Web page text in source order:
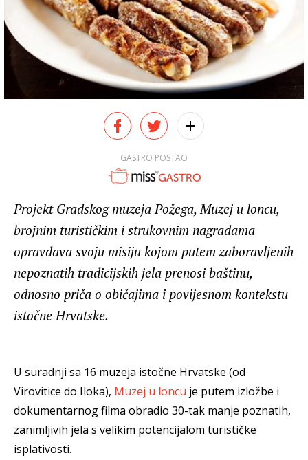
GASTRO POSTAO
Projekt Gradskog muzeja Požega, Muzej u loncu,
brojnim turističkim i strukovnim nagradama
opravdava svoju misiju kojom putem zaboravljenih
nepoznatih tradicijskih jela prenosi baštinu,
odnosno priča o običajima i povijesnom kontekstu
istočne Hrvatske.
U suradnji sa 16 muzeja istočne Hrvatske (od
Virovitice do Iloka), Muzej u loncu je putem izložbe i
dokumentarnog filma obradio 30-tak manje poznatih,
zanimljivih jela s velikim potencijalom turističke
isplativosti.